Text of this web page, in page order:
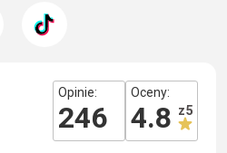
Opinie:
246
Oceny:
4.8 z 5